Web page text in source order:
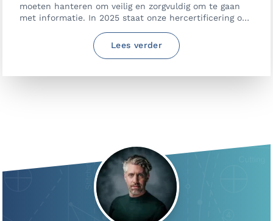
moeten hanteren om veilig en zorgvuldig om te gaan
met informatie. In 2025 staat onze hercertificering op
Lees verder